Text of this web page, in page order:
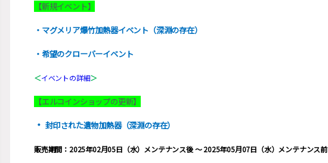
【新規イベント】
・マグメリア爆竹加熱器イベント（深淵の存在）
・希望のクローバーイベント
＜イベントの詳細＞
【エルコインショップの更新】
・ 封印された遺物加熱器（深淵の存在）
販売期間：2025年02月05日（水）メンテナンス後 ～ 2025年05月07日（水）メンテナンス前